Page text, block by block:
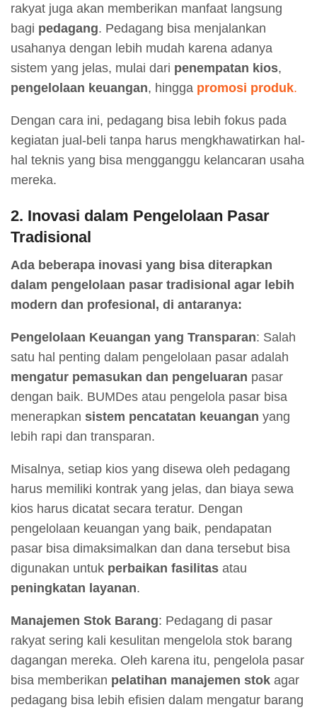
rakyat juga akan memberikan manfaat langsung
bagi pedagang. Pedagang bisa menjalankan
usahanya dengan lebih mudah karena adanya
sistem yang jelas, mulai dari penempatan kios,
pengelolaan keuangan, hingga promosi produk.
Dengan cara ini, pedagang bisa lebih fokus pada
kegiatan jual-beli tanpa harus mengkhawatirkan hal-
hal teknis yang bisa mengganggu kelancaran usaha
mereka.
2. Inovasi dalam Pengelolaan Pasar
Tradisional
Ada beberapa inovasi yang bisa diterapkan
dalam pengelolaan pasar tradisional agar lebih
modern dan profesional, di antaranya:
Pengelolaan Keuangan yang Transparan: Salah
satu hal penting dalam pengelolaan pasar adalah
mengatur pemasukan dan pengeluaran pasar
dengan baik. BUMDes atau pengelola pasar bisa
menerapkan sistem pencatatan keuangan yang
lebih rapi dan transparan.
Misalnya, setiap kios yang disewa oleh pedagang
harus memiliki kontrak yang jelas, dan biaya sewa
kios harus dicatat secara teratur. Dengan
pengelolaan keuangan yang baik, pendapatan
pasar bisa dimaksimalkan dan dana tersebut bisa
digunakan untuk perbaikan fasilitas atau
peningkatan layanan.
Manajemen Stok Barang: Pedagang di pasar
rakyat sering kali kesulitan mengelola stok barang
dagangan mereka. Oleh karena itu, pengelola pasar
bisa memberikan pelatihan manajemen stok agar
pedagang bisa lebih efisien dalam mengatur barang